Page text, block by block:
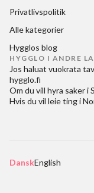
Privatlivspolitik
Alle kategorier
Hygglos blog
HYGGLO I ANDRE
Jos haluat vuokrata
hygglo.fi
Om du vill hyra saker i
Hvis du vil leie ting i
DanskEnglish